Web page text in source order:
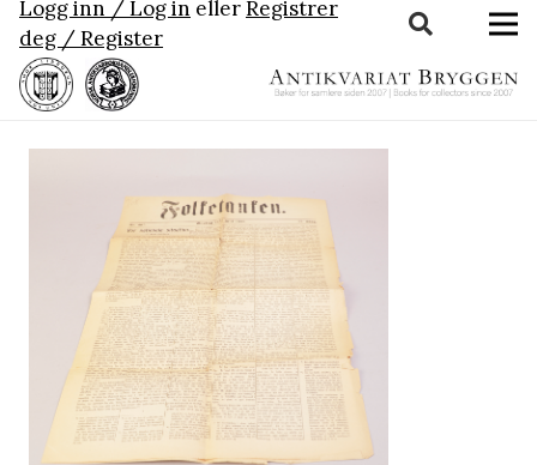
Logg inn / Log in ellerRegistrer
deg / Register